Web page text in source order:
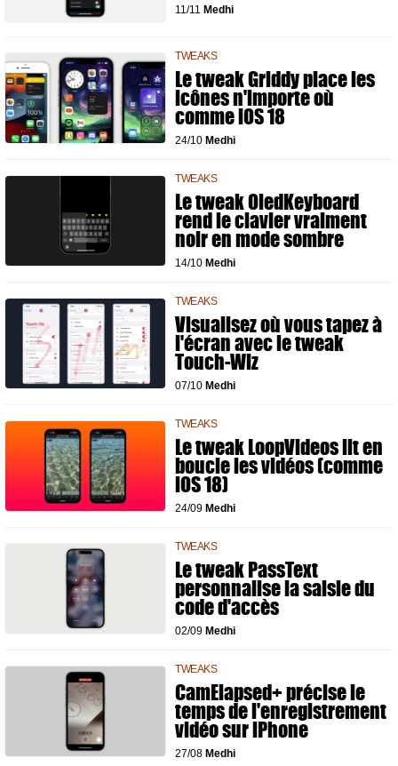
11/11 Medhi
TWEAKS
Le tweak Griddy place les
icônes n'importe où
comme iOS 18
24/10 Medhi
TWEAKS
Le tweak OledKeyboard
rend le clavier vraiment
noir en mode sombre
14/10 Medhi
TWEAKS
Visualisez où vous tapez à
l'écran avec le tweak
Touch-Wiz
07/10 Medhi
TWEAKS
Le tweak LoopVideos lit en
boucle les vidéos (comme
iOS 18)
24/09 Medhi
TWEAKS
Le tweak PassText
personnalise la saisie du
code d'accès
02/09 Medhi
TWEAKS
CamElapsed+ précise le
temps de l'enregistrement
vidéo sur iPhone
27/08 Medhi